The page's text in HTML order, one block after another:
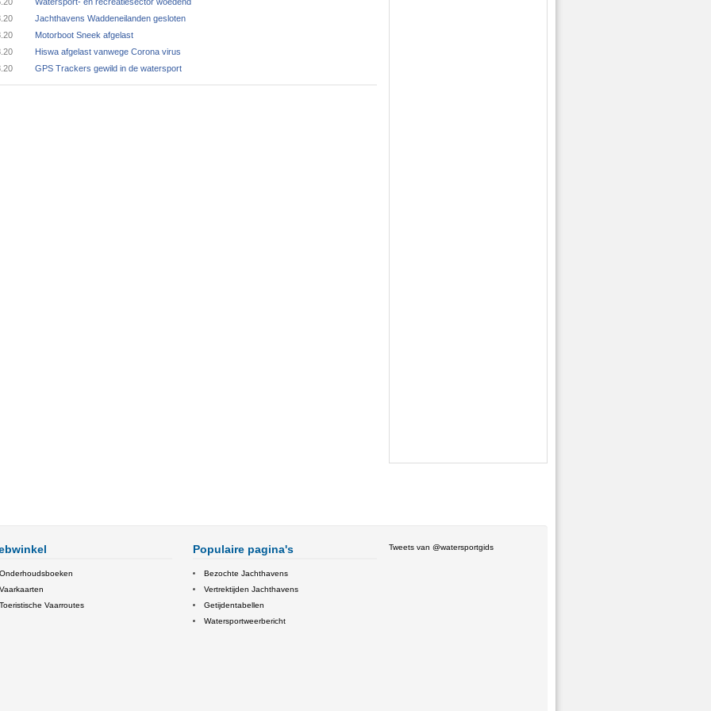
Jachthavens Waddeneilanden gesloten
Motorboot Sneek afgelast
Hiswa afgelast vanwege Corona virus
GPS Trackers gewild in de watersport
Onderhoudsboeken
Vaarkaarten
Toeristische Vaarroutes
Populaire pagina's
Bezochte Jachthavens
Vertrektijden Jachthavens
Getijdentabellen
Watersportweerbericht
Tweets van @watersportgids